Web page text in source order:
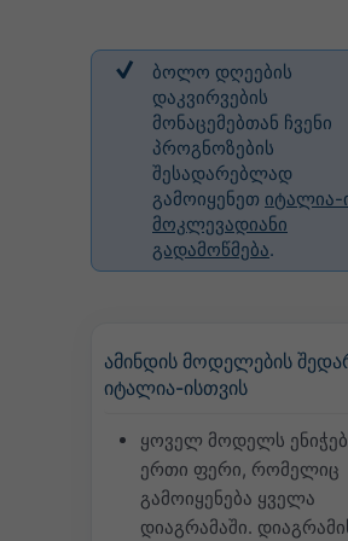
ბოლო დღეების
დაკვირვების
მონაცემებთან ჩვენი
პროგნოზების
შესადარებლად
გამოიყენეთ იტალია-
მოკლევადიანი
გადამოწმება.
ამინდის მოდელების
იტალია-ისთვის
ყოველ მოდელს
ერთი ფერი, რომელიც
გამოიყენება ყველა
დიაგრამაში.